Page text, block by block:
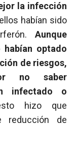
la infección
habían sido
Aunque
habían optado
de riesgos,
no saber
infectado o
hizo que
reducción de